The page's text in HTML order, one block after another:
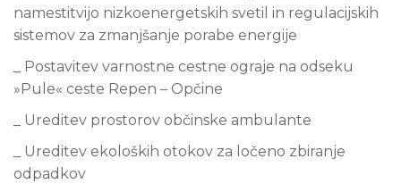
namestitvijo nizkoenergetskih svetil in regulacijskih
sistemov za zmanjšanje porabe energije
_ Postavitev varnostne cestne ograje na odseku
»Pule« ceste Repen – Opčine
_ Ureditev prostorov občinske ambulante
_ Ureditev ekoloških otokov za ločeno zbiranje
odpadkov